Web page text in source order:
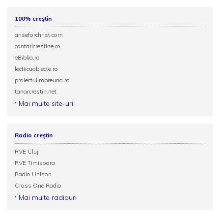
100% creștin
ariseforchrist.com
cantaricrestine.ro
eBiblia.ro
lectiicuobiecte.ro
proiectulimpreuna.ro
tanarcrestin.net
Mai multe site-uri
Radio creștin
RVE Cluj
RVE Timisoara
Radio Unison
Cross One Radio
Mai multe radiouri